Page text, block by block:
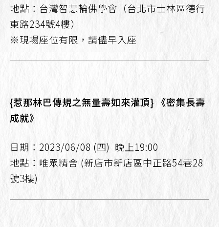
地點：台灣智慧輪佛學會（台北市士林區德行
東路234號4樓）
※現場座位有限，請儘早入座
{惹那林巴傳規之無量壽如來灌頂} 《密集長壽
成就》
日期：2023/06/08 (四) 晚上19:00
地點：唯眾精舍 (新店市新店區中正路54巷28
號3樓)